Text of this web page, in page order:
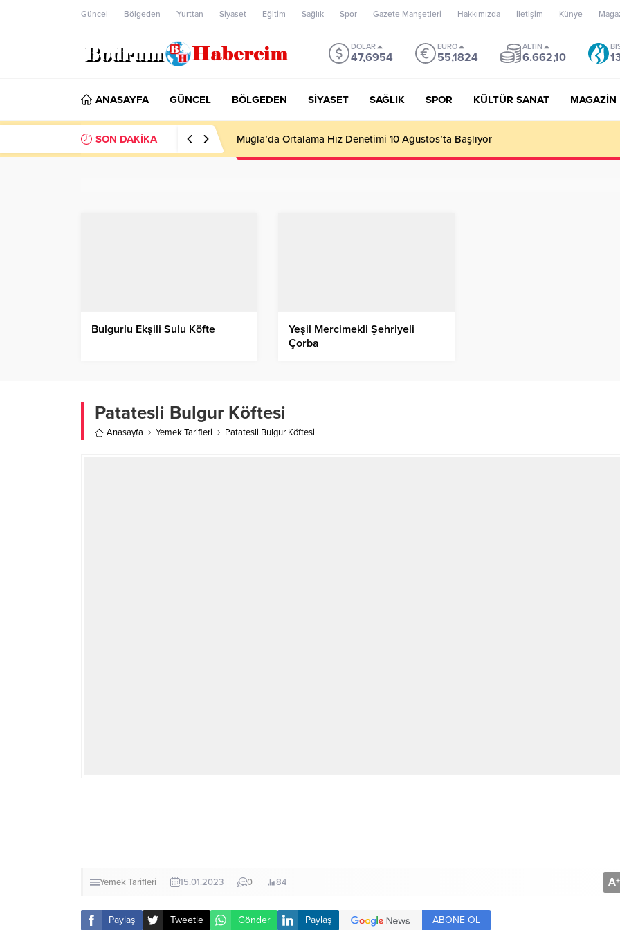
Güncel Bölgeden Yurttan Siyaset Eğitim Sağlık Spor Gazete Manşetleri Hakkımızda İletişim Künye
DOLAR
47,6954
EURO
55,1824
ALTIN
6.662,10
ANASAYFA GÜNCEL BÖLGEDEN SİYASET SAĞLIK SPOR KÜLTÜR SANAT MAGAZİN
SON DAKİKA Ankara; “Bodrum’un misyonu, mottosu, vizyonu; genç oyuncuları parlatıp onlara
Bulgurlu Ekşili Sulu Köfte
Yeşil Mercimekli Şehriyeli
Çorba
Patatesli Bulgur Köftesi
Anasayfa Yemek Tarifleri Patatesli Bulgur Köftesi
Yemek Tarifleri 15.01.2023 0 84 A+
Paylaş Tweetle Gönder Paylaş ABONE OL